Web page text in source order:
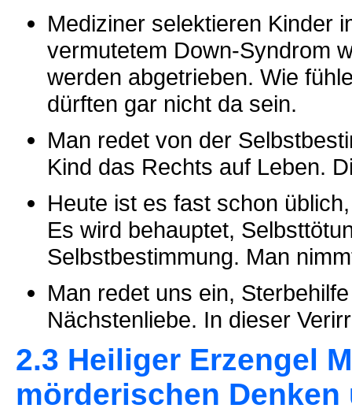
Mediziner selektieren Kinder
vermutetem Down-Syndrom
werden abgetrieben. Wie
dürften gar nicht da sein.
Man redet von der
Kind das Rechts auf Leben.
Heute ist es fast schon
Es wird behauptet,
Selbstbestimmung. Man
Man redet uns ein,
Nächstenliebe. In dieser
2.3 Heiliger Erzengel
mörderischen Denken